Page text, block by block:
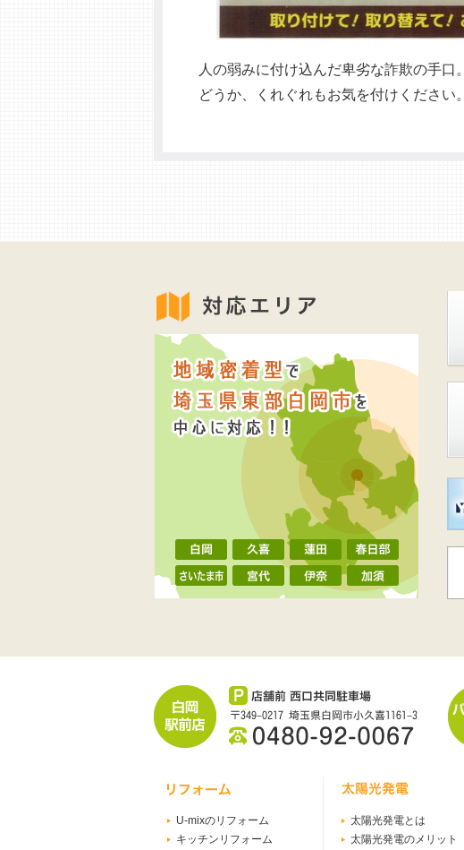
人の弱みに付け込んだ卑劣な詐欺の手口。
どうか、くれぐれもお気を付けください。
U-mixのリフォーム
キッチンリフォーム
太陽光発電とは
太陽光発電のメリット